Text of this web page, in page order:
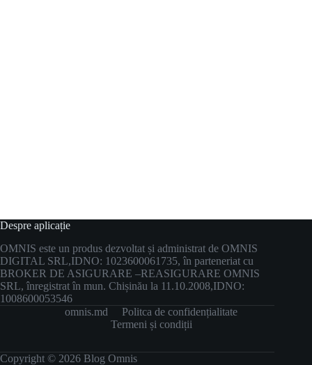
Despre aplicație
OMNIS este un produs dezvoltat și administrat de OMNIS
DIGITAL SRL,IDNO: 1023600061735, în parteneriat cu
BROKER DE ASIGURARE –REASIGURARE OMNIS
SRL, înregistrat în mun. Chișinău la 11.10.2008,IDNO:
1008600053546
omnis.md
Politca de confidențialitate
Termeni și condiții
Copyright © 2026 Blog Omnis